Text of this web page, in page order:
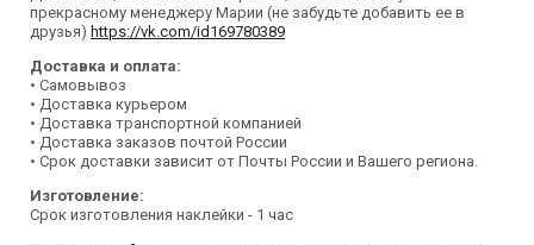
прекрасному менеджеру Марии (не забудьте добавить ее в
друзья) https://vk.com/id169780389
Доставка и оплата:
• Самовывоз
• Доставка курьером
• Доставка транспортной компанией
• Доставка заказов почтой России
• Срок доставки зависит от Почты России и Вашего региона.
Изготовление:
Срок изготовления наклейки - 1 час